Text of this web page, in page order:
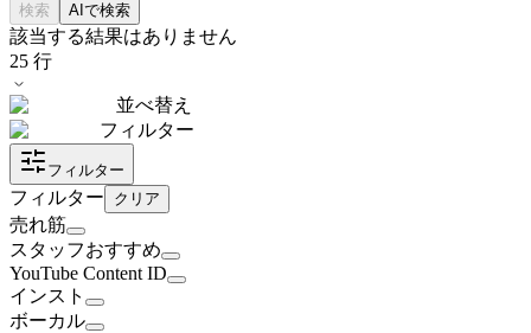
検索 AIで検索
該当する結果はありません
25 行
並べ替え
フィルター
フィルター
フィルター クリア
売れ筋
スタッフおすすめ
YouTube Content ID
インスト
ボーカル